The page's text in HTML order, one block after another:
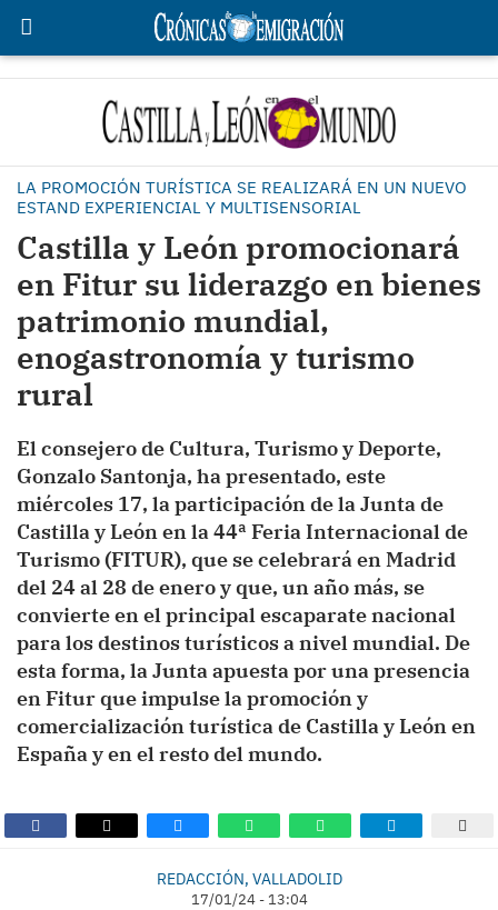
LA PROMOCIÓN TURÍSTICA SE REALIZARÁ EN UN NUEVO
ESTAND EXPERIENCIAL Y MULTISENSORIAL
Castilla y León promocionará
en Fitur su liderazgo en bienes
patrimonio mundial,
enogastronomía y turismo
rural
El consejero de Cultura, Turismo y Deporte,
Gonzalo Santonja, ha presentado, este
miércoles 17, la participación de la Junta de
Castilla y León en la 44ª Feria Internacional de
Turismo (FITUR), que se celebrará en Madrid
del 24 al 28 de enero y que, un año más, se
convierte en el principal escaparate nacional
para los destinos turísticos a nivel mundial. De
esta forma, la Junta apuesta por una presencia
en Fitur que impulse la promoción y
comercialización turística de Castilla y León en
España y en el resto del mundo.
REDACCIÓN, VALLADOLID
17/01/24 - 13:04